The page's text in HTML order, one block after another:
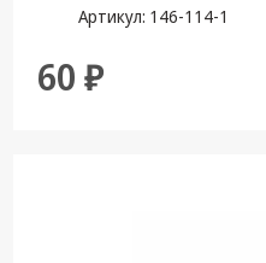
Артикул: 146-114-1
60 ₽